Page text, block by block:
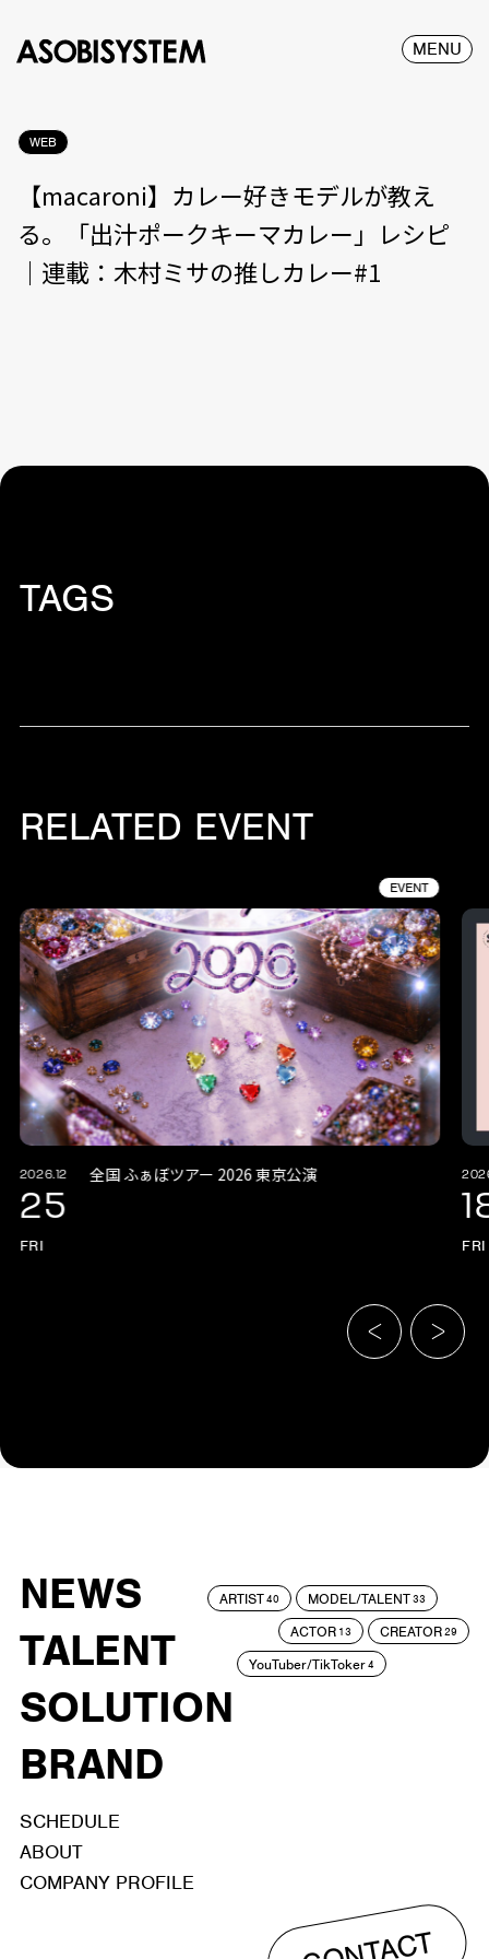
MENU
WEB
【macaroni】カレー好きモデルが教え
る。「出汁ポークキーマカレー」レシピ
｜連載：木村ミサの推しカレー#1
TAGS
RELATED EVENT
EVENT
2026.12
25
FRI
全国 ふぁぼツアー 2026 東京公演
FRI
NEWS
TALENT
SOLUTION
BRAND
ARTIST40 MODEL/TALENT33
ACTOR 13 CREATOR29
YouTuber/TikToker4
SCHEDULE
ABOUT
COMPANY PROFILE